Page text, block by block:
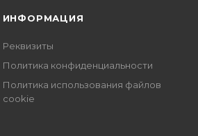
ИНФОРМАЦИЯ
Реквизиты
Политика конфиденциальности
Политика использования файлов
cookie